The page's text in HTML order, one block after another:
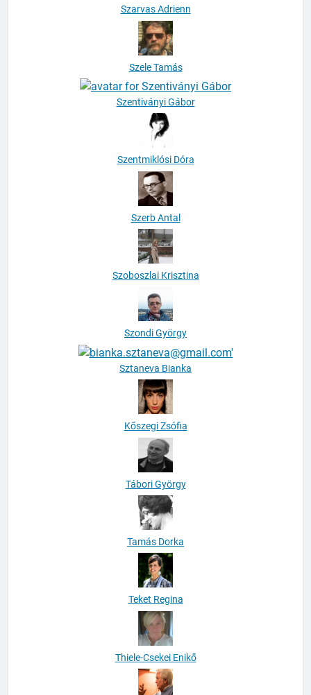
Szarvas Adrienn
Szele Tamás
Szentiványi Gábor
Szentmiklósi Dóra
Szerb Antal
Szoboszlai Krisztina
Szondi György
Sztaneva Bianka
Kőszegi Zsófia
Tábori György
Tamás Dorka
Teket Regina
Thiele-Csekei Enikő